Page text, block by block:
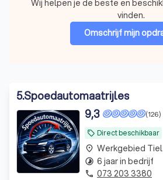
Wij helpen je de beste en
vinden.
Omschrijf mijn
5.Spoedautomaatrijles
local_offer Direct beschikbaar
(126)
9,3
place Werkgebied Tiel
timelapse 6 jaar in bedrijf
phone 073 203 3380